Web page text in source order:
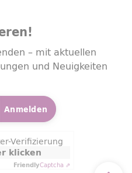
– mit aktuellen
und Neuigkeiten
Anmelden
Verifizierung
klicken
FriendlyCaptcha ⇗